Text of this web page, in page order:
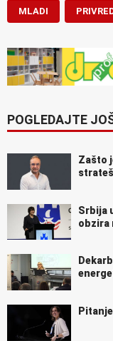
MLADI
POGLEDAJTE
Zašto
Srbija
obzira